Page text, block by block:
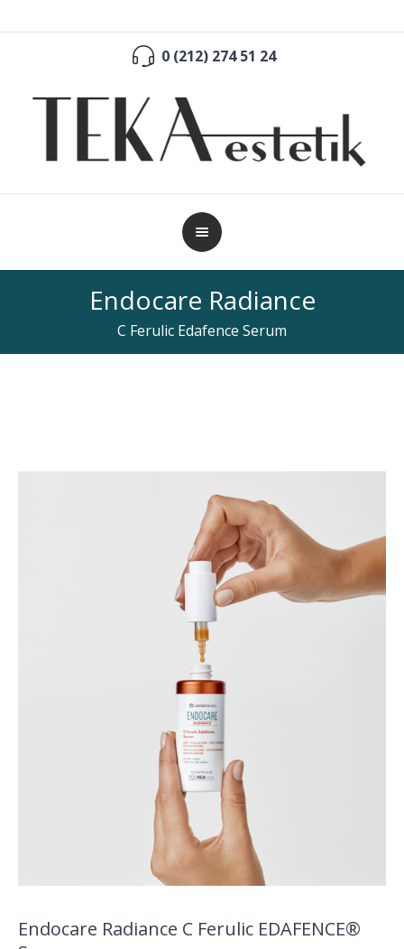
0 (212) 274 51 24
Endocare Radiance
C Ferulic Edafence Serum
Endocare Radiance C Ferulic EDAFENCE®